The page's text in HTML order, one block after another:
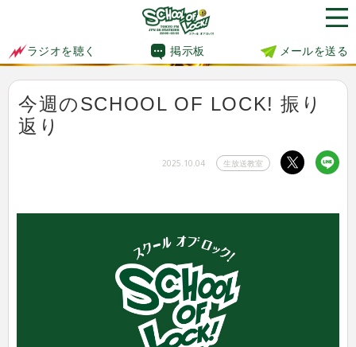
ラジオを聴く 掲示板 メールを送る
今週のSCHOOL OF LOCK! 振り
返り
2025.10.04 生放送教室